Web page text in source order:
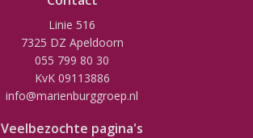
Linie 516
7325 DZ Apeldoorn
055 799 80 30
KvK 09113886
info@marienburggroep.nl
Veelbezochte pagina's